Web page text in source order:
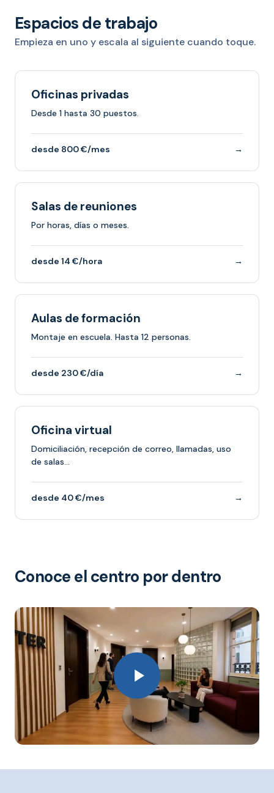
Espacios de trabajo
Empieza en uno y escala al siguiente cuando toque.
Oficinas privadas
Desde 1 hasta 30 puestos.
desde 800 €/mes →
Salas de reuniones
Por horas, días o meses.
desde 14 €/hora →
Aulas de formación
Montaje en escuela. Hasta 12 personas.
desde 230 €/día →
Oficina virtual
Domiciliación, recepción de correo, llamadas, uso
de salas…
desde 40 €/mes →
Conoce el centro por dentro